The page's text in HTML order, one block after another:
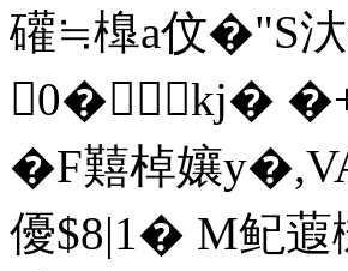
礶≒橰a伩�"S
0�kj� �+
�F囏棹孃
優$8|1� M鱾